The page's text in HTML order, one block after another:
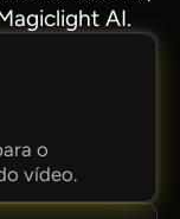
AI.
o
vídeo.